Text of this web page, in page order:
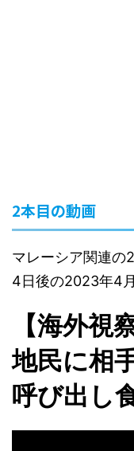
2本目の動画
マレーシア関連の
4日後の2023年4
【海外視
地民に相
呼び出し